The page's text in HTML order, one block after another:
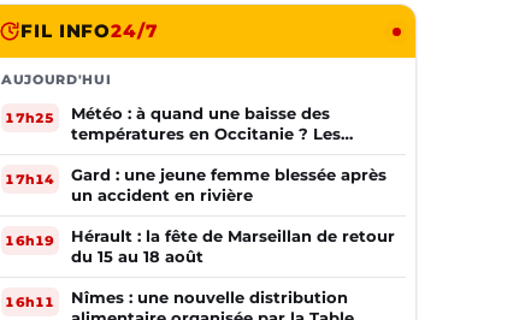
FIL INFO24/7
AUJOURD'HUI
17h25
Météo : à quand une baisse des
températures en Occitanie ? Les
prévisions
17h14
Gard : une jeune femme blessée après
un accident en rivière
16h19
Hérault : la fête de Marseillan de retour
du 15 au 18 août
16h11
Nîmes : une nouvelle distribution